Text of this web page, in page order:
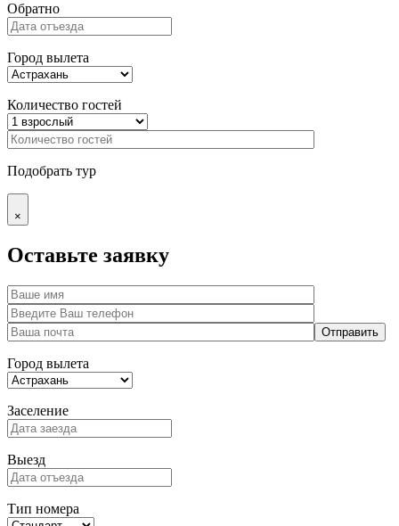
Обратно
Город вылета
Количество гостей
Подобрать тур
×
Оставьте заявку
Город вылета
Заселение
Выезд
Тип номера